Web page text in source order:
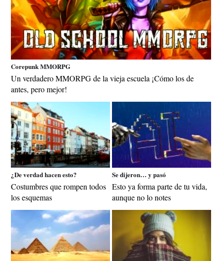
Corepunk MMORPG
Un verdadero MMORPG de la vieja escuela ¡Cómo los de
antes, pero mejor!
¿De verdad hacen esto?
Costumbres que rompen todos
los esquemas
Se dijeron… y pasó
Esto ya forma parte de tu vida,
aunque no lo notes